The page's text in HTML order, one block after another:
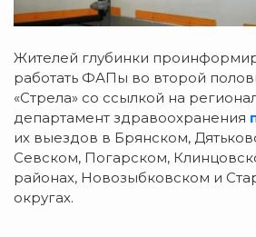
Жителей глубинки
работать ФАПы во второй
«Стрела» со ссылкой на
департамент здравоохранения
их выездов в Брянском,
Севском, Погарском,
районах, Новозыбковском и
округах.